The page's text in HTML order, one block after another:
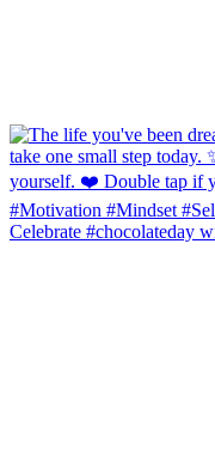
Celebrate #chocolateday